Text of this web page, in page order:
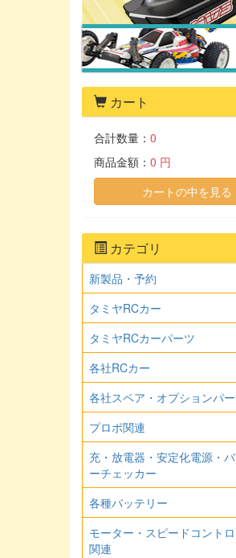
カート
合計数量： 0
商品金額： 0 円
カートの中を見る
カテゴリ
新製品・予約
タミヤRCカー
タミヤRCカーパーツ
各社RCカー
各社スペア・オプションパ
プロポ関連
充・放電器・安定化電源・
ーチェッカー
各種バッテリー
モーター・スピードコント
関連